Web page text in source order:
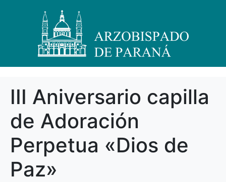
III Aniversario capilla
de Adoración
Perpetua «Dios de
Paz»